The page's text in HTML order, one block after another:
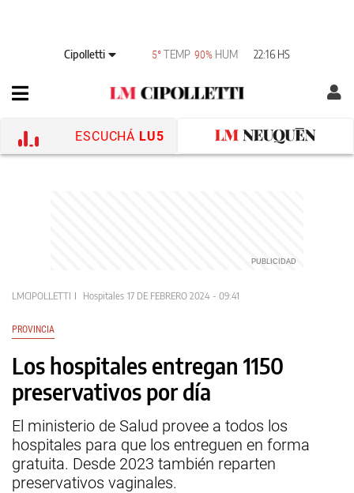
Cipolletti 5°TEMP 90% HUM 22:16 HS
ESCUCHÁ LU5
LMCIPOLLETTI Hospitales 17 DE FEBRERO 2024 - 09:41
PROVINCIA
Los hospitales entregan 1150
preservativos por día
El ministerio de Salud provee a todos los
hospitales para que los entreguen en forma
gratuita. Desde 2023 también reparten
preservativos vaginales.